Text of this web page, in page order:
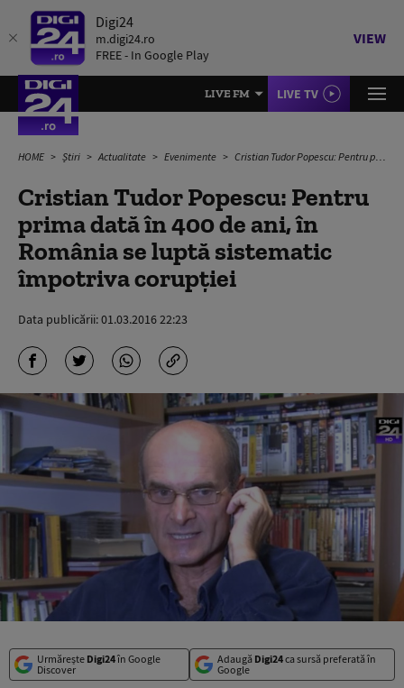
Digi24
m.digi24.ro
FREE - In Google Play
VIEW
LIVE FM LIVE TV
HOME Știri Actualitate Evenimente Cristian Tudor Popescu: Pentru prima dată în 400 de ani, în România se luptă sistematic împotriva corupției
Cristian Tudor Popescu: Pentru
prima dată în 400 de ani, în
România se luptă sistematic
împotriva corupției
Data publicării:01.03.2016 22:23
Urmărește Digi24în Google
Discover
Adaugă Digi24ca sursă preferată în
Google